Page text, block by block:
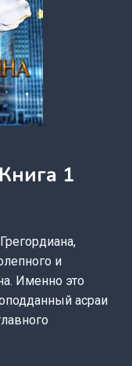
1
и
Именно это
асраи